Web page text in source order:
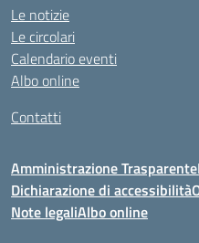
Le notizie
Le circolari
Calendario eventi
Albo online
Contatti
Amministrazione Trasparente
Dichiarazione di accessibilità
Note legaliAlbo online